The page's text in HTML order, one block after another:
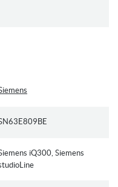
intensiveZone, Halve
app: HygienePlus,
iQ300, Siemens